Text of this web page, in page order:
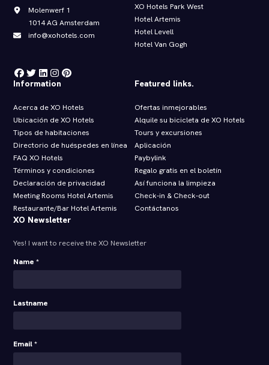
Molenwerf 1
1014 AG Amsterdam
info@xohotels.com
XO Hotels Park West
Hotel Artemis
Hotel Levell
Hotel Van Gogh
Information
Acerca de XO Hotels
Ubicación de XO Hotels
Tipos de habitaciones
Directorio de huéspedes en línea
FAQ XO Hotels
Términos y condiciones
Declaración de privacidad
Meeting Rooms Hotel Artemis
Restaurante/Bar Hotel Artemis
Featured links.
Ofertas inmejorables
Alquile su bicicleta de XO Hotels
Tours y excursiones
Aplicación
Paybylink
Regalo gratis en el boletín
Así funciona la limpieza
Check‑in & Check‑out
Contáctanos
XO Newsletter
Yes! I want to receive the XO Newsletter
Name *
Lastname
Email *